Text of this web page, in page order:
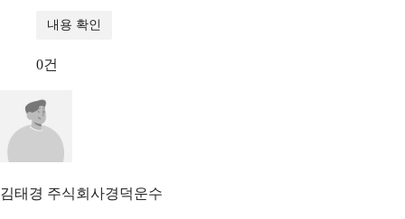
내용 확인
0건
김태경 주식회사경덕운수